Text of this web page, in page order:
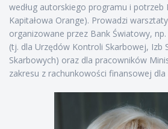
według autorskiego programu i potrzeb
Kapitałowa Orange). Prowadzi
organizowane przez Bank Światowy,
(tj. dla Urzędów Kontroli Skarbowej, Izb
Skarbowych) oraz dla pracowników
zakresu z rachunkowości finansowej